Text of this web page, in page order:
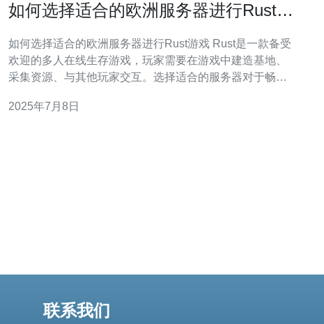
如何选择适合的欧洲服务器进行Rust游
如何选择适合的欧洲服务器进行Rust游戏 Rust是一款备受
欢迎的多人在线生存游戏，玩家需要在游戏中建造基地、
采集资源、与其他玩家交互。选择适合的服务器对于畅快
要考虑的是服务器的位置。欧洲地区有许多国家，选择距
2025年7月8日
联系我们